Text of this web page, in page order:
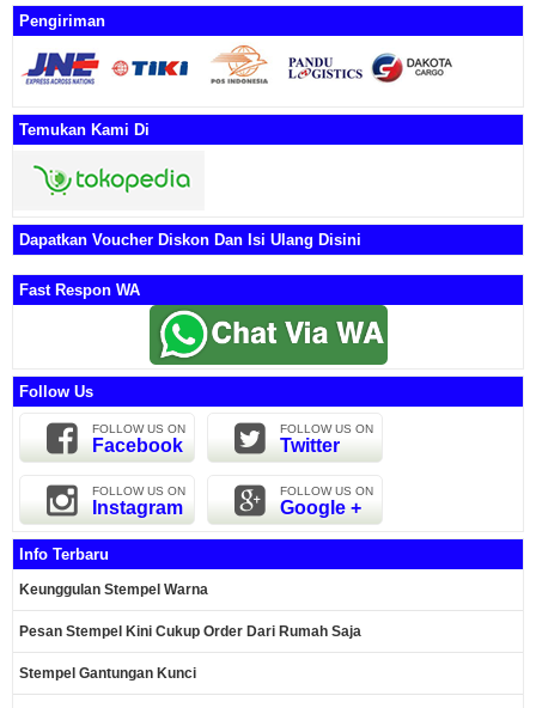
Pengiriman
Temukan Kami Di
Dapatkan Voucher Diskon Dan Isi Ulang Disini
Fast Respon WA
Follow Us
FOLLOW US ON
Facebook
FOLLOW US ON
Twitter
FOLLOW US ON
Instagram
FOLLOW US ON
Google +
Info Terbaru
Keunggulan Stempel Warna
Pesan Stempel Kini Cukup Order Dari Rumah Saja
Stempel Gantungan Kunci